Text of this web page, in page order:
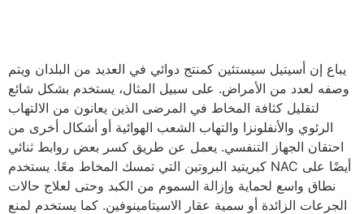
يباع إن أسيتيل سيستئين ​​كمنتج دوائي في العديد من البلدان ويتم
وصفه لعدد من الأمراض. على سبيل المثال، يستخدم بشكل شائع
لتقليل كثافة المخاط في المرضى الذين يعانون من الالتهاب
الرئوي والأنفلونزا والتهاب الشعب الهوائية أو أشكال أخرى من
احتقان الجهاز التنفسي. يعمل عن طريق كسر بعض روابط ثنائي
كبريتيد البروتين التي تمسك المخاط معًا. يستخدم NAC أيضًا على
نطاق واسع لحماية وإزالة السموم من الكبد وحتى لعلاج حالات
الجرعات الزائدة أو سمية عقار الاسيتامينوفين. كما يستخدم لمنع